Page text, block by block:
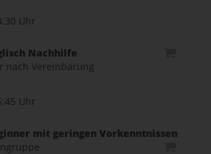
Uhr
Nachhilfe
nach Vereinbarung
Uhr
mit geringen Vorkenntnissen